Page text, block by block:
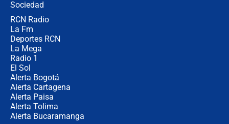
Sociedad
RCN Radio
La Fm
Deportes RCN
La Mega
Radio 1
El Sol
Alerta Bogotá
Alerta Cartagena
Alerta Paisa
Alerta Tolima
Alerta Bucaramanga